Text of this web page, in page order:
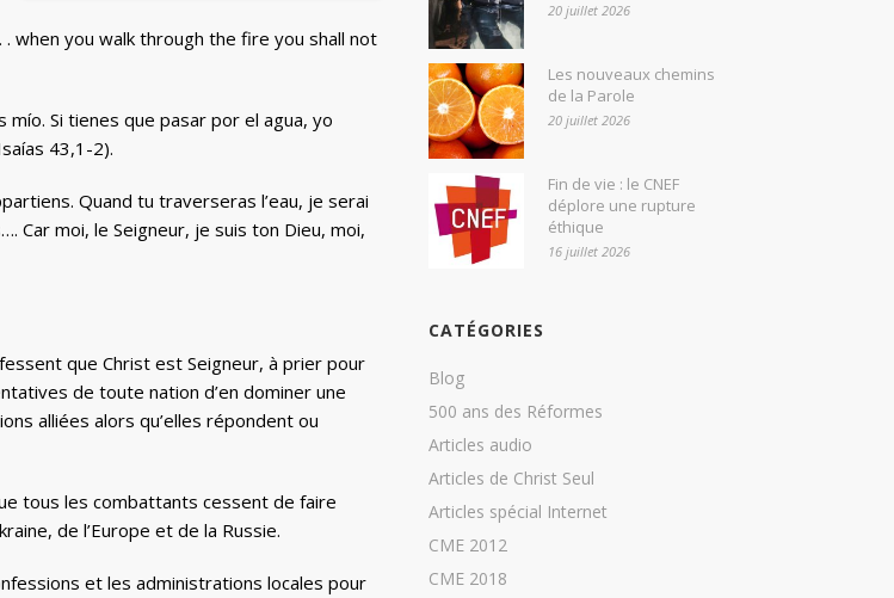
when you walk through the fire you shall not
Si tienes que pasar por el agua, yo
43,1-2).
Quand tu traverseras l’eau, je serai
Car moi, le Seigneur, je suis ton Dieu, moi,
que Christ est Seigneur, à prier pour
de toute nation d’en dominer une
alliées alors qu’elles répondent ou
tous les combattants cessent de faire
de l’Europe et de la Russie.
et les administrations locales pour
20 juillet 2026
Les nouveaux chemins
de la Parole
20 juillet 2026
Fin de vie : le CNEF
déplore une rupture
éthique
16 juillet 2026
CATÉGORIES
Blog
500 ans des Réformes
Articles audio
Articles de Christ Seul
Articles spécial Internet
CME 2012
CME 2018